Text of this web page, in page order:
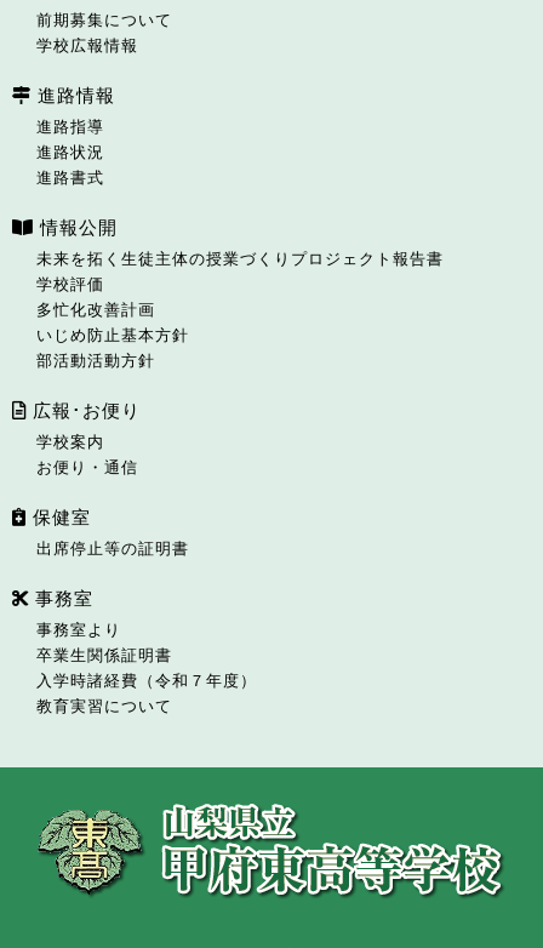
前期募集について
学校広報情報
進路情報
進路指導
進路状況
進路書式
情報公開
未来を拓く生徒主体の授業づくりプロジェクト報告書
学校評価
多忙化改善計画
いじめ防止基本方針
部活動活動方針
広報･お便り
学校案内
お便り・通信
保健室
出席停止等の証明書
事務室
事務室より
卒業生関係証明書
入学時諸経費（令和７年度）
教育実習について